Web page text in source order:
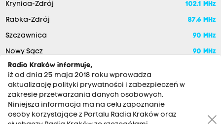
Krynica-Zdrój 102.1 MHz
Rabka-Zdrój 87.6 MHz
Szczawnica 90 MHz
Nowy Sącz
90 MHz
Radio Kraków informuje,
iż od dnia 25 maja 2018 roku wprowadza
aktualizację polityki prywatności i zabezpieczeń w
zakresie przetwarzania danych osobowych.
Niniejsza informacja ma na celu zapoznanie
osoby korzystające z Portalu Radia Kraków oraz